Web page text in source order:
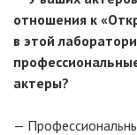
отношения к
в этой
актеры?
—